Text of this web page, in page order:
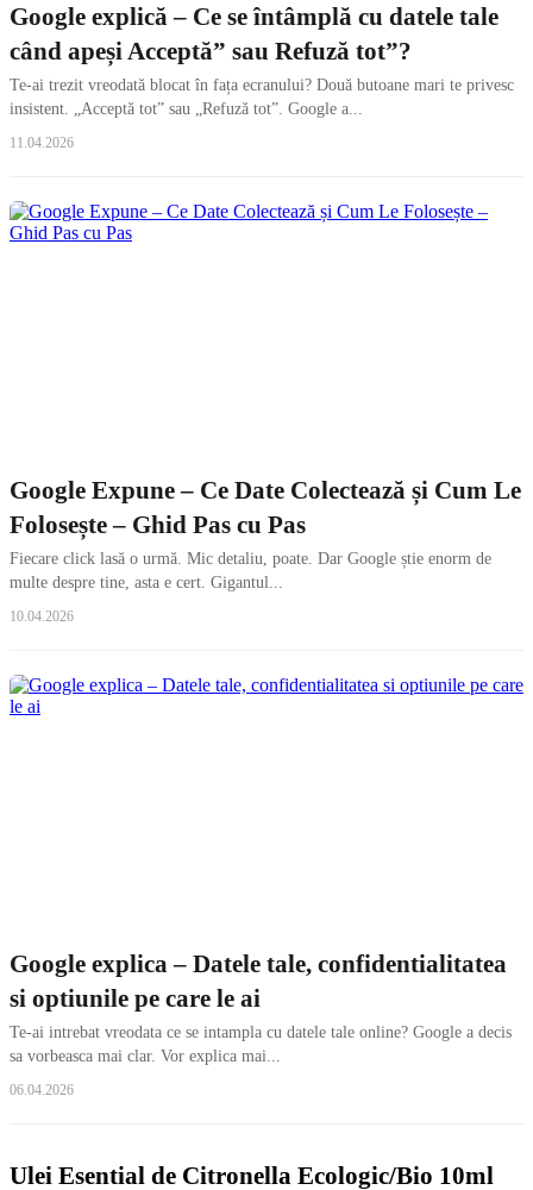
Google explică – Ce se întâmplă cu datele tale
când apeși Acceptă” sau Refuză tot”?
Te-ai trezit vreodată blocat în fața ecranului? Două butoane mari te privesc
insistent. „Acceptă tot” sau „Refuză tot”. Google a...
11.04.2026
Google Expune – Ce Date Colectează și Cum Le
Folosește – Ghid Pas cu Pas
Fiecare click lasă o urmă. Mic detaliu, poate. Dar Google știe enorm de
multe despre tine, asta e cert. Gigantul...
10.04.2026
Google explica – Datele tale, confidentialitatea
si optiunile pe care le ai
Te-ai intrebat vreodata ce se intampla cu datele tale online? Google a decis
sa vorbeasca mai clar. Vor explica mai...
06.04.2026
Ulei Esential de Citronella Ecologic/Bio 10ml